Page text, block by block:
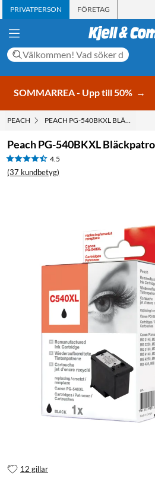
PRIVATPERSON FÖRETAG
SOMMARREA - Upp till 50% →
PEACH PEACH PG-540BKXL
Peach PG-540BKXL
4.5
(37 kundbetyg)
12 gillar